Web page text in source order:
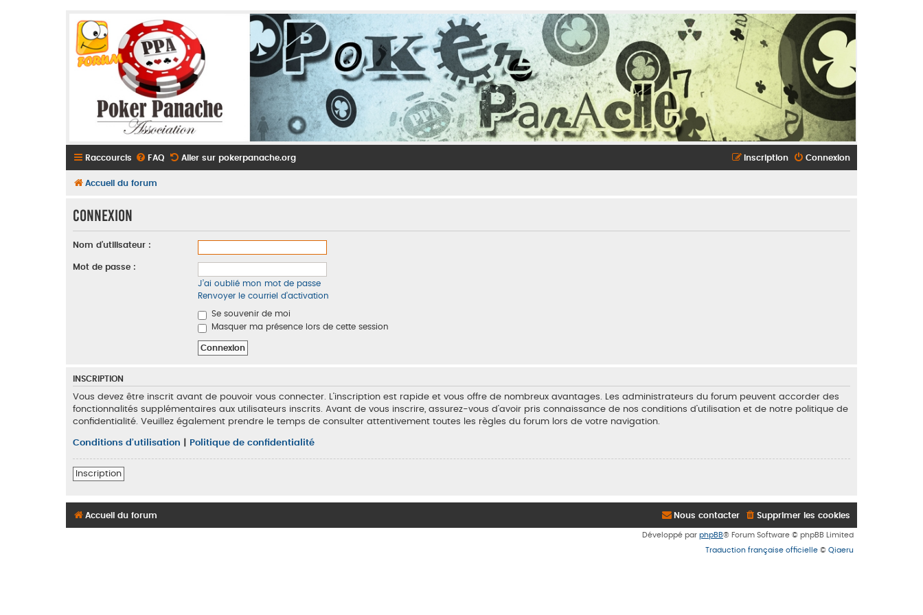
Raccourcis FAQ Aller sur pokerpanache.org Connexion
Inscription
Accueil du forum
Connexion
Nom d’utilisateur :
Mot de passe :
J’ai oublié mon mot de passe
Renvoyer le courriel d’activation
Se souvenir de moi
Masquer ma présence lors de cette session
INSCRIPTION
Vous devez être inscrit avant de pouvoir vous connecter. L’inscription est rapide et vous offre de nombreux avantages. Les administrateurs du forum peuvent accorder des
fonctionnalités supplémentaires aux utilisateurs inscrits. Avant de vous inscrire, assurez-vous d’avoir pris connaissance de nos conditions d’utilisation et de notre politique de
confidentialité. Veuillez également prendre le temps de consulter attentivement toutes les règles du forum lors de votre navigation.
Conditions d’utilisation Politique de confidentialité
Inscription
Accueil du forum Supprimer les cookies
Nous contacter
Développé par phpBB® Forum Software © phpBB Limited
Traduction française officielle © Qiaeru